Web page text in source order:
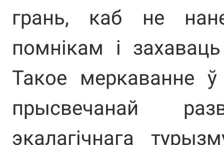
грань, каб не
помнікам і
Такое меркаванне ў
прысвечанай
экалагічнага